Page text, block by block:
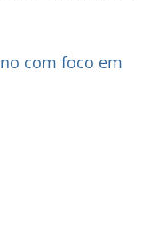
com foco em